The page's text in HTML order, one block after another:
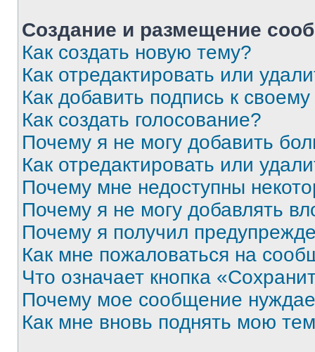
Создание и размещение
Как создать новую тему?
Как отредактировать или
Как добавить подпись к
Как создать голосование?
Почему я не могу добавить
Как отредактировать или
Почему мне недоступны
Почему я не могу добавлять
Почему я получил
Как мне пожаловаться на
Что означает кнопка
Почему мое сообщение
Как мне вновь поднять мою